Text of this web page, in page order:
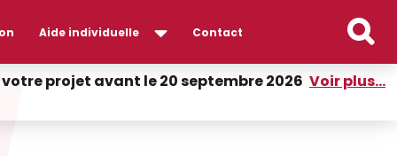
Aide individuelle Contact
votre projet avant le 20 septembre 2026 Voir plus...